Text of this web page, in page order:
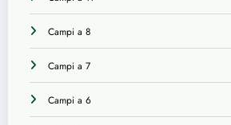
Campi a 8
Campi a 7
Campi a 6